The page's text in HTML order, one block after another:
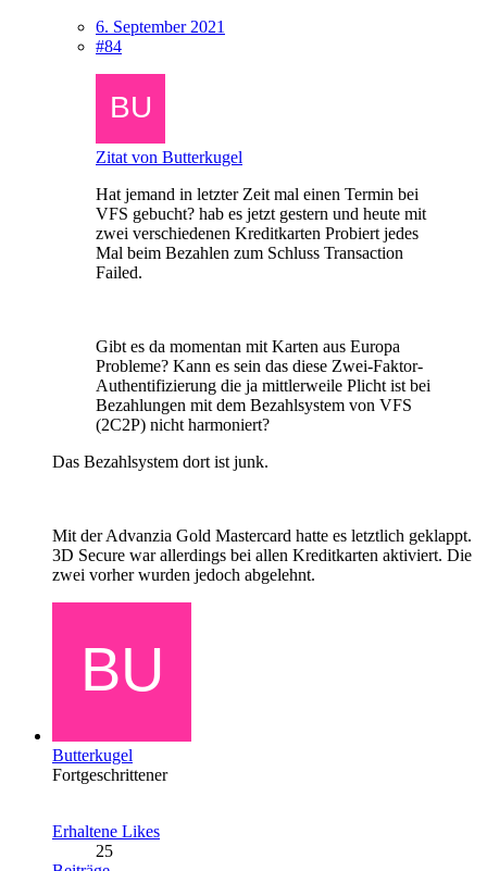
6. September 2021
#84
Zitat von Butterkugel
Hat jemand in letzter Zeit mal einen Termin bei
VFS gebucht? hab es jetzt gestern und heute mit
zwei verschiedenen Kreditkarten Probiert jedes
Mal beim Bezahlen zum Schluss Transaction
Failed.
Gibt es da momentan mit Karten aus Europa
Probleme? Kann es sein das diese Zwei-Faktor-
Authentifizierung die ja mittlerweile Plicht ist bei
Bezahlungen mit dem Bezahlsystem von VFS
(2C2P) nicht harmoniert?
Das Bezahlsystem dort ist junk.
Mit der Advanzia Gold Mastercard hatte es letztlich geklappt.
3D Secure war allerdings bei allen Kreditkarten aktiviert. Die
zwei vorher wurden jedoch abgelehnt.
Butterkugel
Fortgeschrittener
Erhaltene Likes
25